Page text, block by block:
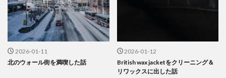
2026-01-11
北のウォール街を満喫した話
2026-01-12
British wax jacketをクリーニング＆
リワックスに出した話